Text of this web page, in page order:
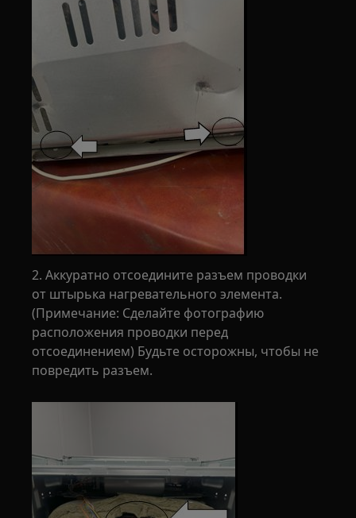
2. Аккуратно отсоедините разъем проводки
от штырька нагревательного элемента.
(Примечание: Сделайте фотографию
расположения проводки перед
отсоединением) Будьте осторожны, чтобы не
повредить разъем.